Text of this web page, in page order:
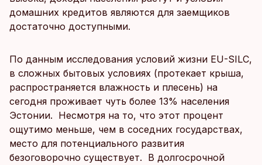
домашних кредитов являются для заемщиков
достаточно доступными.
По данным исследования условий жизни EU-SILC,
в сложных бытовых условиях (протекает крыша,
распространяется влажность и плесень) на
сегодня проживает чуть более 13% населения
Эстонии. Несмотря на то, что этот процент
ощутимо меньше, чем в соседних государствах,
место для потенциального развития
безоговорочно существует. В долгосрочной